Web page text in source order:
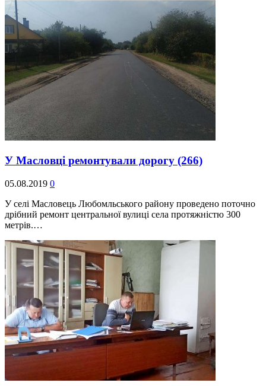
У Масловці ремонтували дорогу (266)
05.08.2019 0
У селі Масловець Любомльського району проведено поточно
дрібний ремонт центральної вулиці села протяжністю 300
метрів.…